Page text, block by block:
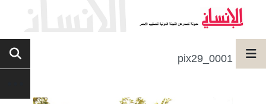
pix29_0001